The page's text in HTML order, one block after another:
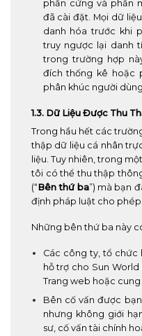
phần cứng và phần
đã cài đặt. Mọi dữ
danh hóa trước khi
truy ngược lại danh
trong trường hợp
đích thống kê hoặc
phân khúc người
1.3. Dữ Liệu Được Thu
Trong hầu hết các
thập dữ liệu cá nhân
liệu. Tuy nhiên, trong
tôi có thể thu thập
(“ Bên thứ ba”) mà bạn
định pháp luật cho phép.
Những bên thứ ba này
Các công ty, tổ
hỗ trợ cho Sun
Trang web hoặc cung
Bên cố vấn được
nhưng không giới
sư, cố vấn tài chính